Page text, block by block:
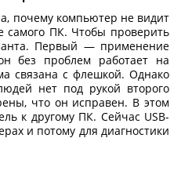
почему компьютер не видит
самого ПК. Чтобы проверить
Первый — применение
без проблем работает на
связана с флешкой. Однако
нет под рукой второго
что он исправен. В этом
к другому ПК. Сейчас USB-
и потому для диагностики